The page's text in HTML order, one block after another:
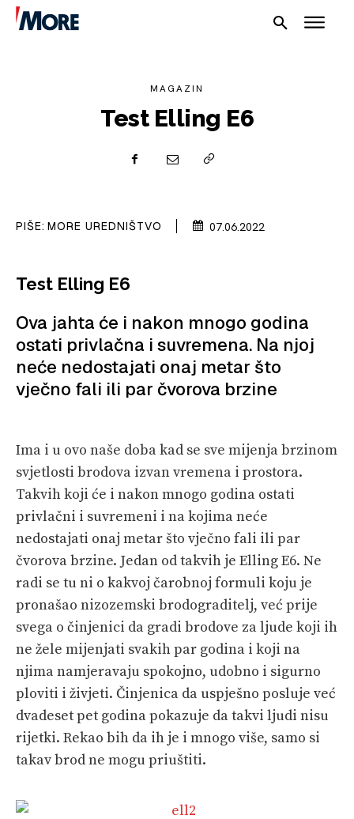
PLOVILA
VELIKE PRIČE
PRETPLATA
MAGAZIN
Test Elling E6
PIŠE: MORE UREDNIŠTVO 07.06.2022
Test Elling E6
Ova jahta će i nakon mnogo godina
ostati privlačna i suvremena. Na njoj
neće nedostajati onaj metar što
vječno fali ili par čvorova brzine
Ima i u ovo naše doba kad se sve mijenja brzinom
svjetlosti brodova izvan vremena i prostora.
Takvih koji će i nakon mnogo godina ostati
privlačni i suvremeni i na kojima neće
nedostajati onaj metar što vječno fali ili par
čvorova brzine. Jedan od takvih je Elling E6. Ne
radi se tu ni o kakvoj čarobnoj formuli koju je
pronašao nizozemski brodograditelj, već prije
svega o činjenici da gradi brodove za ljude koji ih
ne žele mijenjati svakih par godina i koji na
njima namjeravaju spokojno, udobno i sigurno
ploviti i živjeti. Činjenica da uspješno posluje već
dvadeset pet godina pokazuje da takvi ljudi nisu
rijetki. Rekao bih da ih je i mnogo više, samo si
takav brod ne mogu priuštiti.